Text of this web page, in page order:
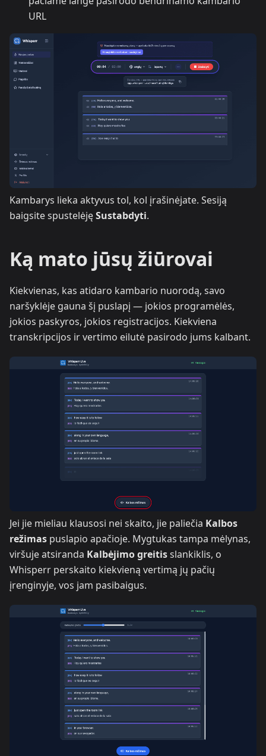
URL
Kambarys lieka aktyvus tol, kol įrašinėjate. Sesiją
baigsite spustelėjęSustabdyti.
Ką mato jūsų žiūrovai
Kiekvienas, kas atidaro kambario nuorodą, savo
naršyklėje gauna šį puslapį — jokios programėlės,
jokios paskyros, jokios registracijos. Kiekviena
transkripcijos ir vertimo eilutė pasirodo jums kalbant.
Jei jie mieliau klausosi nei skaito, jie paliečia Kalbos
režimas puslapio apačioje. Mygtukas tampa mėlynas,
viršuje atsiranda Kalbėjimo greitisslankiklis, o
Whisperr perskaito kiekvieną vertimą jų pačių
įrenginyje, vos jam pasibaigus.